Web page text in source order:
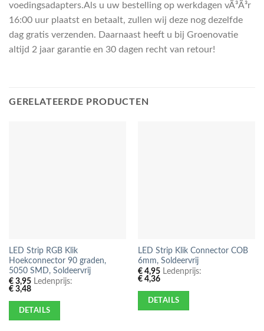
voedingsadapters.Als u uw bestelling op werkdagen vÃ³Ã³r
16:00 uur plaatst en betaalt, zullen wij deze nog dezelfde
dag gratis verzenden. Daarnaast heeft u bij Groenovatie
altijd 2 jaar garantie en 30 dagen recht van retour!
GERELATEERDE PRODUCTEN
LED Strip RGB Klik
Hoekconnector 90 graden,
5050 SMD, Soldeervrij
€3,95Ledenprijs:
€3,48
DETAILS
LED Strip Klik Connector COB
6mm, Soldeervrij
€4,95Ledenprijs:
€4,36
DETAILS